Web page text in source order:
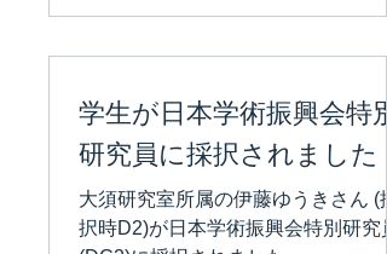
学生が日本学術振興会特別
研究員に採択されました
大須研究室所属の伊藤ゆうきさん (
択時D2)が日本学術振興会特別研究